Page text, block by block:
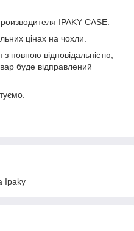
IPAKY CASE.
цінах на чохли.
повною відповідальністю,
буде відправлений
Ipaky